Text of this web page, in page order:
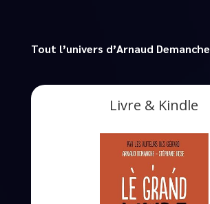
Tout l’univers d’Arnaud Demanche
Livre & Kindle